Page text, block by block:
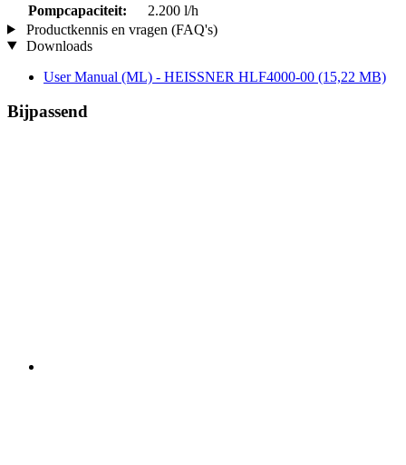
Pompcapaciteit:
2.200 l/h
Productkennis en vragen (FAQ's)
Downloads
User Manual (ML) - HEISSNER HLF4000-00 (15,22 MB)
Bijpassend